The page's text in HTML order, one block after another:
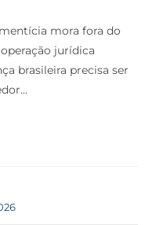
mora fora do
jurídica
brasileira precisa ser